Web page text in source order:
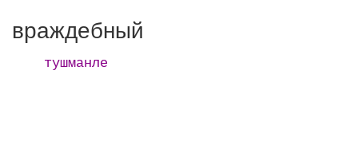
враждебный
тушманле